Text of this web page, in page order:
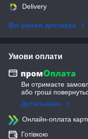
Delivery
Всі умови доставки
Умови оплати
Ви отримаєте
або гроші
Детальніше
Онлайн-оплата
Готівкою